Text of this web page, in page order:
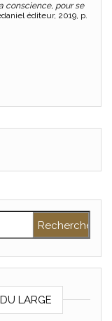
conscience, pour se
éditeur, 2019, p.
LARGE